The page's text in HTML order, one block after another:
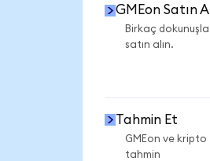
GMEon Satın Al
Birkaç dokunuşla
satın alın.
Tahmin Et
GMEon ve kripto
tahmin